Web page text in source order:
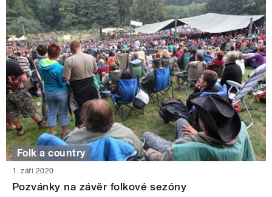
Folk a country
1. září 2020
Pozvánky na závěr folkové sezóny